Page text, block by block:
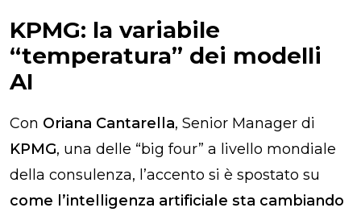
KPMG: la variabile
“temperatura” dei modelli
AI
Con Oriana Cantarella, Senior Manager di
KPMG, una delle “big four” a livello mondiale
della consulenza, l’accento si è spostato su
come l’intelligenza artificiale sta cambiando